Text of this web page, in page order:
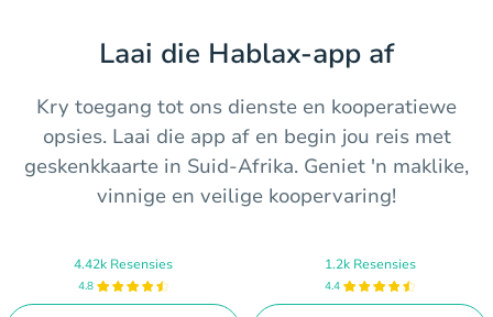
Laai die Hablax-app af
Kry toegang tot ons dienste en kooperatiewe
opsies. Laai die app af en begin jou reis met
geskenkkaarte in Suid-Afrika. Geniet 'n maklike,
vinnige en veilige koopervaring!
4.42k Resensies
4.8
1.2k Resensies
4.4